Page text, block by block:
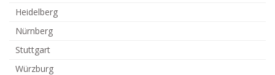
Heidelberg
Nürnberg
Stuttgart
Würzburg